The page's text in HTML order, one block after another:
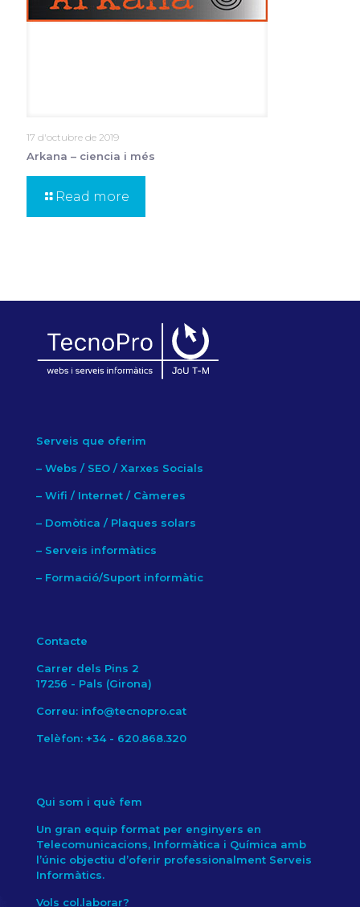
17 d'octubre de 2019
Arkana – ciencia i més
Read more
Serveis que oferim
– Webs / SEO / Xarxes Socials
– Wifi / Internet / Càmeres
– Domòtica / Plaques solars
– Serveis informàtics
– Formació/Suport informàtic
Contacte
Carrer dels Pins 2
17256 - Pals (Girona)
Correu: info@tecnopro.cat
Telèfon: +34 - 620.868.320
Qui som i què fem
Un gran equip format per enginyers en
Telecomunicacions, Informàtica i Química amb
l’únic objectiu d’oferir professionalment Serveis
Informàtics.
Vols col.laborar?